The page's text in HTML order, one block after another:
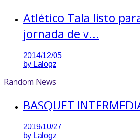
Atlético Tala listo
jornada de v...
2014/12/05
by Lalogz
Random News
BASQUET
2019/10/27
by Lalogz